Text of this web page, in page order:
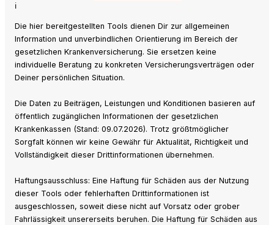
ℹ
Die hier bereitgestellten Tools dienen Dir zur allgemeinen
Information und unverbindlichen Orientierung im Bereich der
gesetzlichen Krankenversicherung. Sie ersetzen keine
individuelle Beratung zu konkreten Versicherungsverträgen oder
Deiner persönlichen Situation.
Die Daten zu Beiträgen, Leistungen und Konditionen basieren auf
öffentlich zugänglichen Informationen der gesetzlichen
Krankenkassen (Stand: 09.07.2026). Trotz größtmöglicher
Sorgfalt können wir keine Gewähr für Aktualität, Richtigkeit und
Vollständigkeit dieser Drittinformationen übernehmen.
Haftungsausschluss: Eine Haftung für Schäden aus der Nutzung
dieser Tools oder fehlerhaften Drittinformationen ist
ausgeschlossen, soweit diese nicht auf Vorsatz oder grober
Fahrlässigkeit unsererseits beruhen. Die Haftung für Schäden aus